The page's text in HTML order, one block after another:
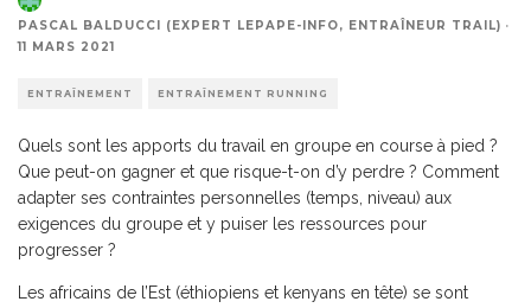
PASCAL BALDUCCI (EXPERT LEPAPE-INFO, ENTRAÎNEUR TRAIL) ·
11 MARS 2021
ENTRAÎNEMENT ENTRAÎNEMENT RUNNING
Quels sont les apports du travail en groupe en course à pied ?
Que peut-on gagner et que risque-t-on d’y perdre ? Comment
adapter ses contraintes personnelles (temps, niveau) aux
exigences du groupe et y puiser les ressources pour
progresser ?
Les africains de l’Est (éthiopiens et kenyans en tête) se sont